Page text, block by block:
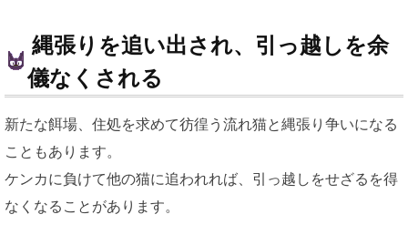
縄張りを追い出され、引っ越しを余
儀なくされる
新たな餌場、住処を求めて彷徨う流れ猫と縄張り争いになる
こともあります。
ケンカに負けて他の猫に追われれば、引っ越しをせざるを得
なくなることがあります。